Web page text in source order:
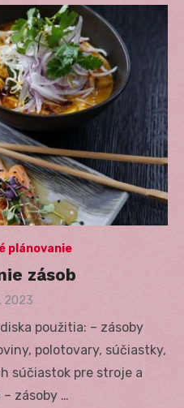
plánovanie
zásob
2023
použitia: – zásoby
polotovary, súčiastky,
súčiastok pre stroje a
zásoby …